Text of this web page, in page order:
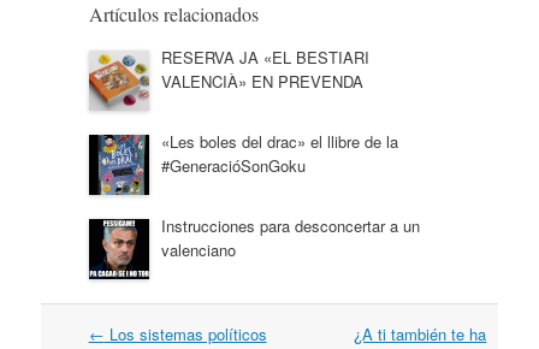
Artículos relacionados
RESERVA JA «EL BESTIARI
VALENCIÀ» EN PREVENDA
«Les boles del drac» el llibre de la
#GeneracióSonGoku
Instrucciones para desconcertar a un
valenciano
Navegación
← Los sistemas políticos
¿A ti también te ha